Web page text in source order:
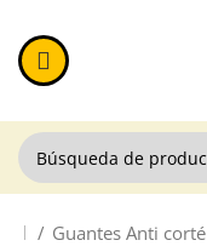
Guantes Anti corté